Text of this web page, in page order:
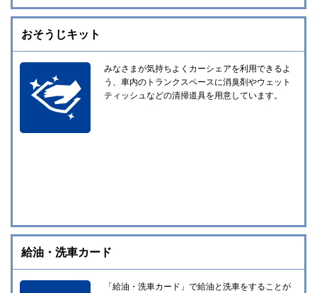
おそうじキット
みなさまが気持ちよくカーシェアを利用できるよ
う、車内のトランクスペースに消臭剤やウェット
ティッシュなどの清掃道具を用意しています。
給油・洗車カード
「給油・洗車カード」で給油と洗車をすることが